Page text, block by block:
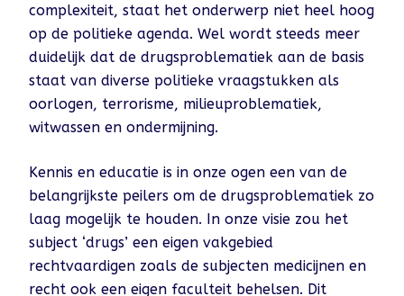
complexiteit, staat het onderwerp niet heel hoog
op de politieke agenda. Wel wordt steeds meer
duidelijk dat de drugsproblematiek aan de basis
staat van diverse politieke vraagstukken als
oorlogen, terrorisme, milieuproblematiek,
witwassen en ondermijning.
Kennis en educatie is in onze ogen een van de
belangrijkste peilers om de drugsproblematiek zo
laag mogelijk te houden. In onze visie zou het
subject ‘drugs’ een eigen vakgebied
rechtvaardigen zoals de subjecten medicijnen en
recht ook een eigen faculteit behelsen. Dit